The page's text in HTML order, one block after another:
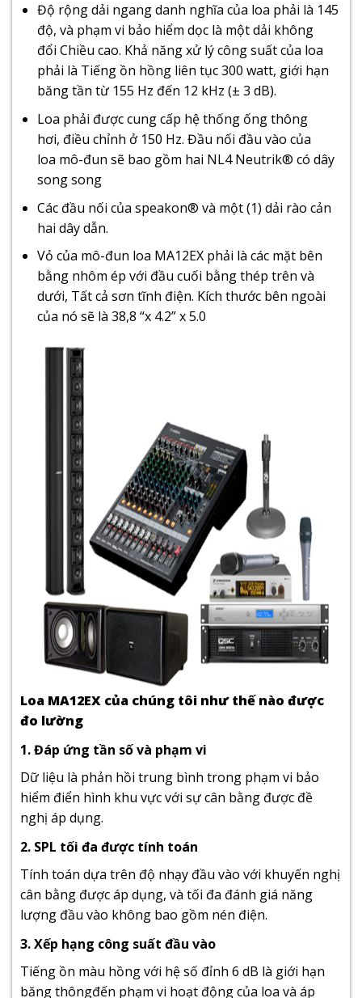
Độ rộng dải ngang danh nghĩa của loa phải là 145
độ, và phạm vi bảo hiểm dọc là một dải không
đổi Chiều cao. Khả năng xử lý công suất của loa
phải là Tiếng ồn hồng liên tục 300 watt, giới hạn
băng tần từ 155 Hz đến 12 kHz (± 3 dB).
Loa phải được cung cấp hệ thống ống thông
hơi, điều chỉnh ở 150 Hz. Đầu nối đầu vào của
loa mô-đun sẽ bao gồm hai NL4 Neutrik® có dây
song song
Các đầu nối của speakon® và một (1) dải rào cản
hai dây dẫn.
Vỏ của mô-đun loa MA12EX phải là các mặt bên
bằng nhôm ép với đầu cuối bằng thép trên và
dưới, Tất cả sơn tĩnh điện. Kích thước bên ngoài
của nó sẽ là 38,8 “x 4.2” x 5.0
Loa MA12EX của chúng tôi như thế nào được
đo lường
1. Đáp ứng tần số và phạm vi
Dữ liệu là phản hồi trung bình trong phạm vi bảo
hiểm điển hình khu vực với sự cân bằng được đề
nghị áp dụng.
2. SPL tối đa được tính toán
Tính toán dựa trên độ nhạy đầu vào với khuyến nghị
cân bằng được áp dụng, và tối đa đánh giá năng
lượng đầu vào không bao gồm nén điện.
3. Xếp hạng công suất đầu vào
Tiếng ồn màu hồng với hệ số đỉnh 6 dB là giới hạn
băng thôngđến phạm vi hoạt động của loa và áp